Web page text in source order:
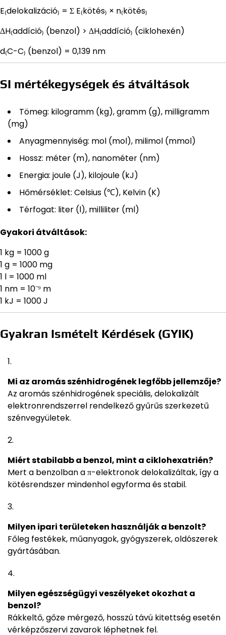
E₍delokalizáció₎ = Σ E₍kötés₎ × n₍kötés₎
ΔH₍addíció₎ (benzol) > ΔH₍addíció₎ (ciklohexén)
d₍C-C₎ (benzol) = 0,139 nm
SI mértékegységek és átváltások
Tömeg: kilogramm (kg), gramm (g), milligramm
(mg)
Anyagmennyiség: mol (mol), milimol (mmol)
Hossz: méter (m), nanométer (nm)
Energia: joule (J), kilojoule (kJ)
Hőmérséklet: Celsius (℃), Kelvin (K)
Térfogat: liter (l), milliliter (ml)
Gyakori átváltások:
1 kg = 1000 g
1 g = 1000 mg
1 l = 1000 ml
1 nm = 10⁻⁹ m
1 kJ = 1000 J
Gyakran Ismételt Kérdések (GYIK)
Mi az aromás szénhidrogének legfőbb jellemzője?
Az aromás szénhidrogének speciális, delokalizált
elektronrendszerrel rendelkező gyűrűs szerkezetű
szénvegyületek.
Miért stabilabb a benzol, mint a ciklohexatrién?
Mert a benzolban a π-elektronok delokalizáltak, így a
kötésrendszer mindenhol egyforma és stabil.
Milyen ipari területeken használják a benzolt?
Főleg festékek, műanyagok, gyógyszerek, oldószerek
gyártásában.
Milyen egészségügyi veszélyeket okozhat a
benzol?
Rákkeltő, gőze mérgező, hosszú távú kitettség esetén
vérképzőszervi zavarok léphetnek fel.